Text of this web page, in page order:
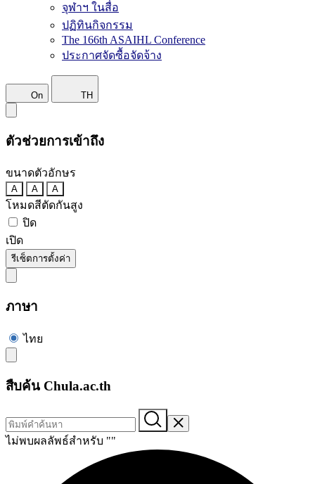
จุฬาฯ ในสื่อ
ปฏิทินกิจกรรม
The 166th ASAIHL Conference
ประกาศจัดซื้อจัดจ้าง
On TH
ตัวช่วยการเข้าถึง
ขนาดตัวอักษร
A A A
โหมดสีตัดกันสูง
ปิด
เปิด
รีเซ็ตการตั้งค่า
ภาษา
ไทย
สืบค้น Chula.ac.th
ไม่พบผลลัพธ์สำหรับ ""